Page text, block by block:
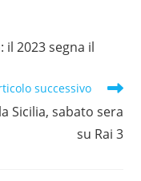
il 2023 segna il
successivo
Sicilia, sabato sera
su Rai 3